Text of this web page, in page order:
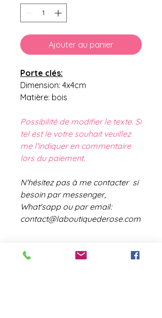
Ajouter au panier
Porte clés:
Dimension: 4x4cm
Matière: bois
Possibilité de modifier le texte. Si
tel est le votre souhait veuillez
me l'indiquer en commentaire
lors du paiement.
N'hésitez pas à me contacter si
besoin par messenger,
What'sapp ou par email:
contact@laboutiquederose.com